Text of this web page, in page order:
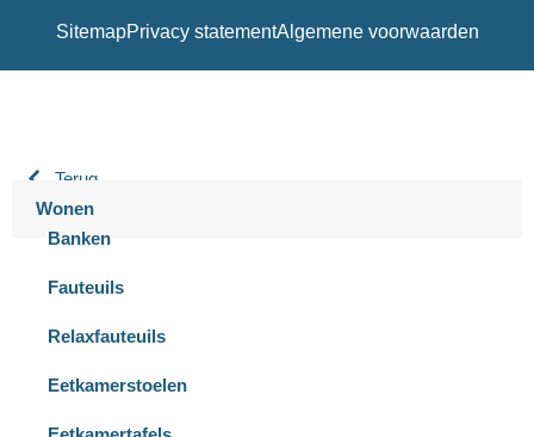
SitemapPrivacy statementAlgemene voorwaarden
Terug
Wonen
Banken
Fauteuils
Relaxfauteuils
Eetkamerstoelen